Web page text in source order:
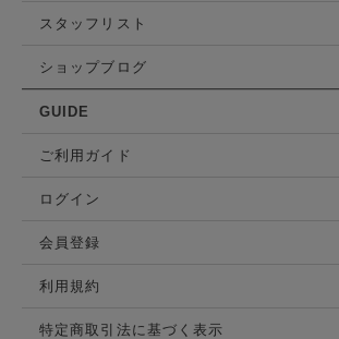
スタッフリスト
ショップブログ
GUIDE
ご利用ガイド
ログイン
会員登録
利用規約
特定商取引法に基づく表示